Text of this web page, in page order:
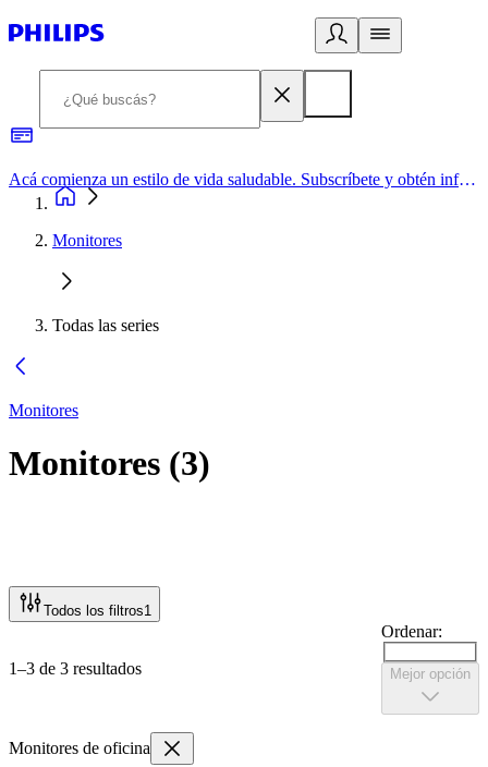
Acá comienza un estilo de vida saludable. Subscríbete y obtén información de primera mano
Monitores
Todas las series
Monitores
Monitores (3)
Todos los filtros1
1–3 de 3 resultados
Ordenar:
Mejor opción
Monitores de oficina